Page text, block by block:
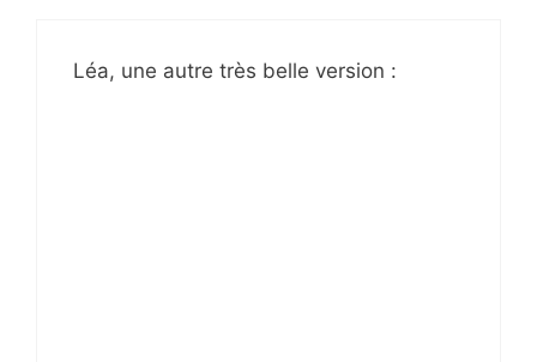
Léa, une autre très belle version :